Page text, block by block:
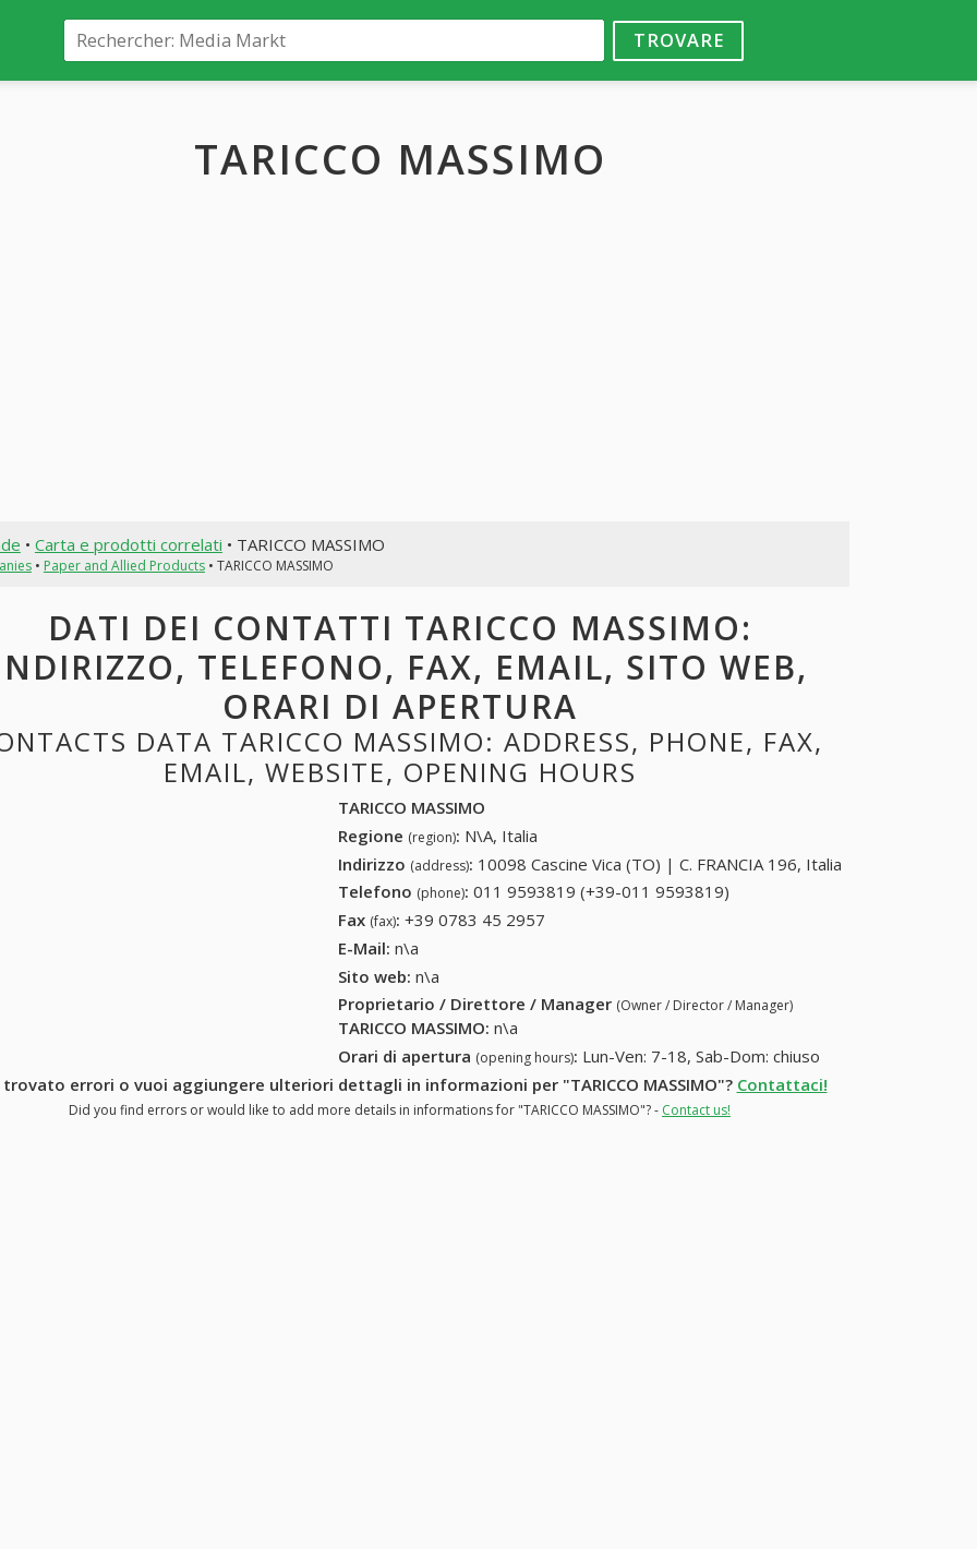
TROVARE
TARICCO MASSIMO
• Carta e prodotti correlati • TARICCO MASSIMO
• Paper and Allied Products• TARICCO MASSIMO
DATI DEI CONTATTI TARICCO MASSIMO:
TELEFONO, FAX, EMAIL, SITO WEB,
ORARI DI APERTURA
DATA TARICCO MASSIMO: ADDRESS, PHONE, FAX,
EMAIL, WEBSITE, OPENING HOURS
TARICCO MASSIMO
Regione (region): N\A, Italia
Indirizzo (address): 10098 Cascine Vica (TO) | C. FRANCIA 196, Italia
Telefono (phone): 011 9593819 (+39-011 9593819)
Fax (fax): +39 0783 45 2957
E-Mail: n\a
Sito web: n\a
Proprietario / Direttore / Manager (Owner / Director / Manager)
TARICCO MASSIMO: n\a
Orari di apertura (opening hours): Lun-Ven: 7-18, Sab-Dom: chiuso
trovato errori o vuoi aggiungere ulteriori dettagli in informazioni per "TARICCO MASSIMO"? Contattaci!
Did you find errors or would like to add more details in informations for "TARICCO MASSIMO"? - Contact us!